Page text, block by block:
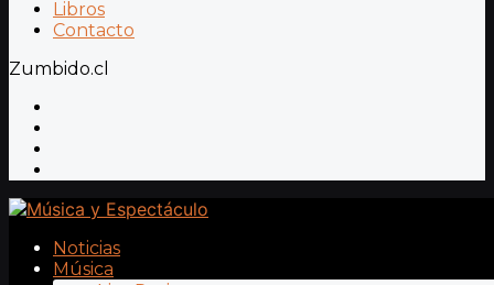
Libros
Contacto
Zumbido.cl
Noticias
Música